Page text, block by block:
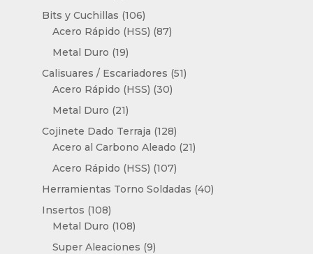
productos
Bits y Cuchillas 106106
productos
Acero Rápido (HSS) 8787
Metal Duro 1919
productos
Calisuares / Escariadores 5151
Acero Rápido (HSS) 3030
Metal Duro 2121
productos
Cojinete Dado Terraja 128128
productos
Acero al Carbono Aleado 2121
Acero Rápido (HSS) 107107
productos
Herramientas Torno Soldadas 4040
Insertos 108108
productos
Metal Duro 108108
productos
Super Aleaciones 99